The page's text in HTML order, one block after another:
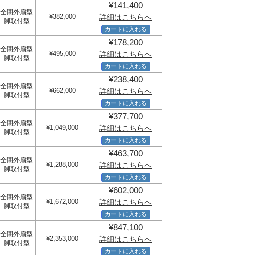
全閉外扇型
脚取付型
¥382,000
¥141,400
詳細はこちらへ
カートに入れる
全閉外扇型
脚取付型
¥495,000
¥178,200
詳細はこちらへ
カートに入れる
全閉外扇型
脚取付型
¥662,000
¥238,400
詳細はこちらへ
カートに入れる
全閉外扇型
脚取付型
¥1,049,000
¥377,700
詳細はこちらへ
カートに入れる
全閉外扇型
脚取付型
¥1,288,000
¥463,700
詳細はこちらへ
カートに入れる
全閉外扇型
脚取付型
¥1,672,000
¥602,000
詳細はこちらへ
カートに入れる
全閉外扇型
脚取付型
¥2,353,000
¥847,100
詳細はこちらへ
カートに入れる